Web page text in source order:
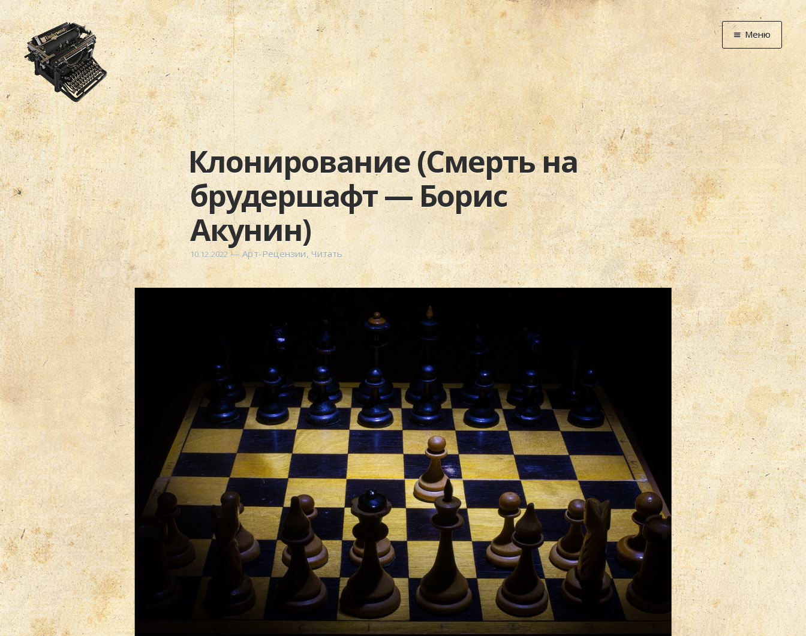
Главная
Новости
Графоманство
* Автотекст
*
* Хронограф
Арт-Рецензии
* Слушать
* Смотреть
* Читать
* По жизни
Блог
⋅
Поиск
Меню
Клонирование (Смерть на
брудершафт — Борис
Акунин)
10.12.2022—Арт-Рецензии, Читать